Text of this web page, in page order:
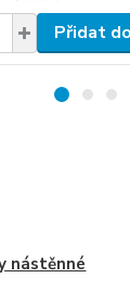
Přidat
nástěnné